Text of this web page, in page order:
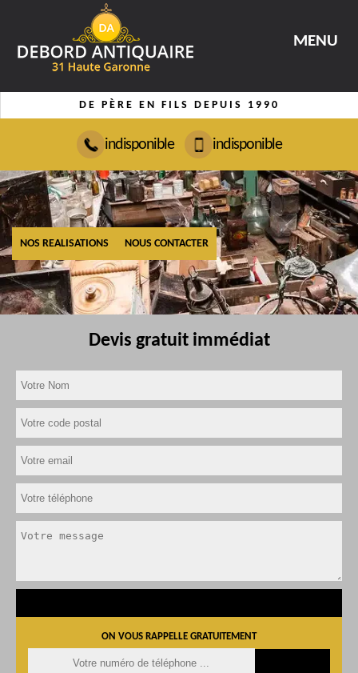
MENU
DE PÈRE EN FILS DEPUIS 1990
indisponible indisponible
NOS REALISATIONS NOUS CONTACTER
Devis gratuit immédiat
ON VOUS RAPPELLE GRATUITEMENT